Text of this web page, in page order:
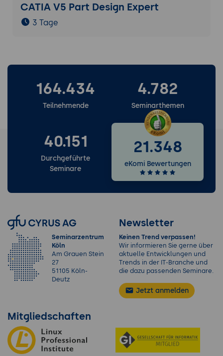
CATIA V5 Part Design Expert
3 Tage
164.434
Teilnehmende
4.782
Seminarthemen
40.151
Durchgeführte
Seminare
21.348
eKomi Bewertungen
Seminarzentrum
Köln
Am Grauen Stein
27
51105 Köln-
Deutz
Newsletter
Keinen Trend verpassen!
Wir informieren Sie gerne über
aktuelle Entwicklungen und
Trends in der IT-Branche und
die dazu passenden Seminare.
Jetzt anmelden
Mitgliedschaften